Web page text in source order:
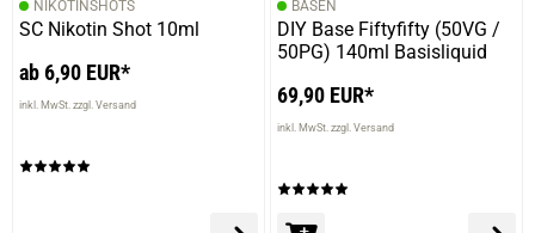
Die Bewertung erfolgte ohne Abgabe eines Kommentars
NIKOTINSHOTS
SC Nikotin Shot 10ml
ab 6,90 EUR*
inkl. MwSt. zzgl. Versand
BASEN
DIY Base Fiftyfifty (50VG /
50PG) 140ml Basisliquid
69,90 EUR*
inkl. MwSt. zzgl. Versand